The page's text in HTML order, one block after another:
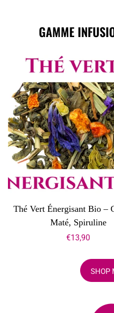
GAMME
Thé Vert Énergisant Bio –
Maté, Spiruline
€13,90
SHOP